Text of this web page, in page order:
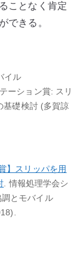
ことなく肯定
できる。
イル
ーション賞: スリ
基礎検討 (多賀諒
】スリッパを用
. 情報処理学会シ
とモバイル